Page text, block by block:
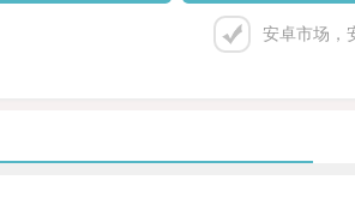
安卓市场，